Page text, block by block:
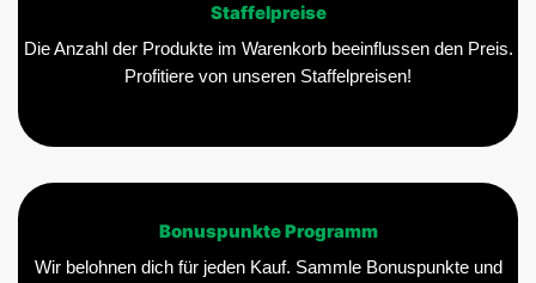
Staffelpreise
Die Anzahl der Produkte im Warenkorb beeinflussen den Preis.
Profitiere von unseren Staffelpreisen!
Bonuspunkte Programm
Wir belohnen dich für jeden Kauf. Sammle Bonuspunkte und